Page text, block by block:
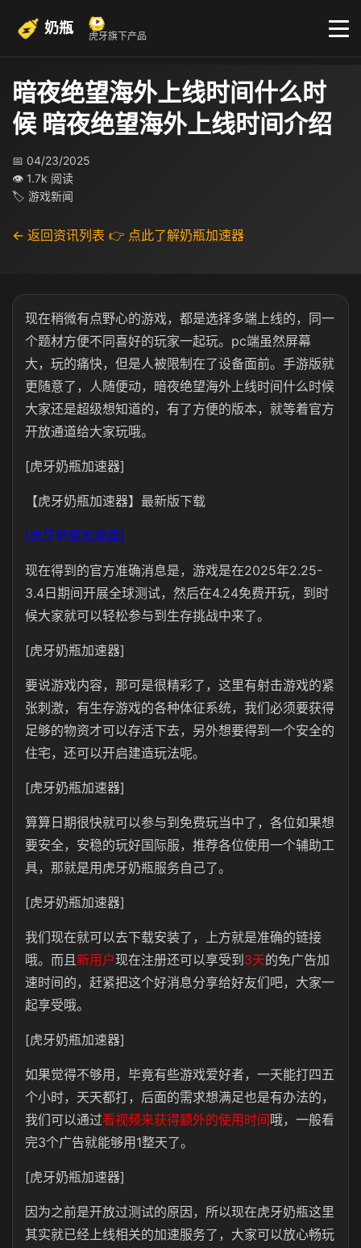
奶瓶 虎牙旗下产品
暗夜绝望海外上线时间什么时
候 暗夜绝望海外上线时间介绍
📅 04/23/2025
👁 1.7k 阅读
🏷 游戏新闻
← 返回资讯列表 👉 点此了解奶瓶加速器
现在稍微有点野心的游戏，都是选择多端上线的，同一
个题材方便不同喜好的玩家一起玩。pc端虽然屏幕
大，玩的痛快，但是人被限制在了设备面前。手游版就
更随意了，人随便动，暗夜绝望海外上线时间什么时候
大家还是超级想知道的，有了方便的版本，就等着官方
开放通道给大家玩哦。
[虎牙奶瓶加速器]
【虎牙奶瓶加速器】最新版下载
[虎牙奶瓶加速器]
现在得到的官方准确消息是，游戏是在2025年2.25-
3.4日期间开展全球测试，然后在4.24免费开玩，到时
候大家就可以轻松参与到生存挑战中来了。
[虎牙奶瓶加速器]
要说游戏内容，那可是很精彩了，这里有射击游戏的紧
张刺激，有生存游戏的各种体征系统，我们必须要获得
足够的物资才可以存活下去，另外想要得到一个安全的
住宅，还可以开启建造玩法呢。
[虎牙奶瓶加速器]
算算日期很快就可以参与到免费玩当中了，各位如果想
要安全，安稳的玩好国际服，推荐各位使用一个辅助工
具，那就是用虎牙奶瓶服务自己了。
[虎牙奶瓶加速器]
我们现在就可以去下载安装了，上方就是准确的链接
哦。而且新用户现在注册还可以享受到 3天的免广告加
速时间的，赶紧把这个好消息分享给好友们吧，大家一
起享受哦。
[虎牙奶瓶加速器]
如果觉得不够用，毕竟有些游戏爱好者，一天能打四五
个小时，天天都打，后面的需求想满足也是有办法的，
我们可以通过看视频来获得额外的使用时间哦，一般看
完3个广告就能够用1整天了。
[虎牙奶瓶加速器]
因为之前是开放过测试的原因，所以现在虎牙奶瓶这里
其实就已经上线相关的加速服务了，大家可以放心畅玩